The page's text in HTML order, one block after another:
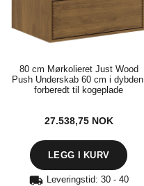
80 cm Mørkolieret Just Wood
Push Underskab 60 cm i dybden,
forberedt til kogeplade
27.538,75 NOK
Leveringstid: 30 - 40